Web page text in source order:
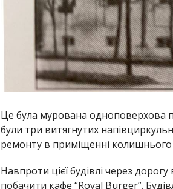
Це була мурована одноповерхова
були три витягнутих
ремонту в приміщенні
Навпроти цієї будівлі через
побачити кафе “Royal Burger”.